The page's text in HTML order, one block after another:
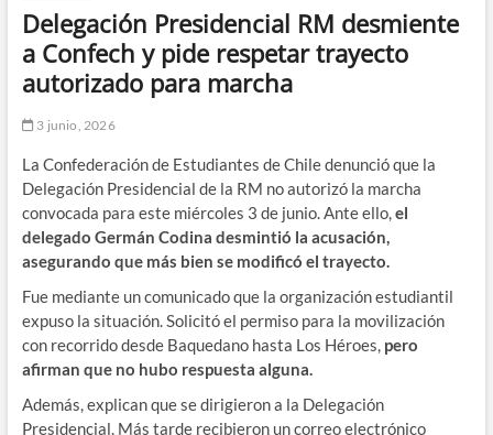
Delegación Presidencial RM desmiente
a Confech y pide respetar trayecto
autorizado para marcha
3 junio, 2026
La Confederación de Estudiantes de Chile denunció que la
Delegación Presidencial de la RM no autorizó la marcha
convocada para este miércoles 3 de junio. Ante ello,el
delegado Germán Codina desmintió la acusación,
asegurando que más bien se modificó el trayecto.
Fue mediante un comunicado que la organización estudiantil
expuso la situación. Solicitó el permiso para la movilización
con recorrido desde Baquedano hasta Los Héroes, pero
afirman que no hubo respuesta alguna.
Además, explican que se dirigieron a la Delegación
Presidencial. Más tarde recibieron un correo electrónico